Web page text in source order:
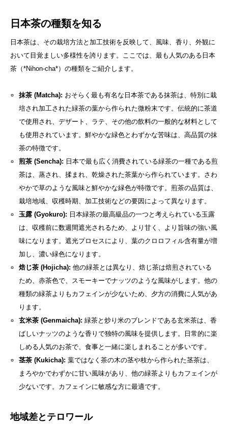
日本茶の種類を知る
日本茶は、その栽培方法と加工技術を反映して、風味、香り、外観に
おいて目覚ましい多様性を誇ります。ここでは、最も人気のある日本
茶（*Nihon-cha*）の種類をご紹介します。
抹茶 (Matcha): おそらく最も有名な日本茶である抹茶は、特別に栽
培され加工された緑茶の葉から作られた微粉末です。伝統的に茶道
で使用され、デザート、ラテ、その他の飲料の一般的な材料として
も使用されています。鮮やかな緑色とわずかな苦味は、高品質の抹
茶の特徴です。
煎茶 (Sencha): 日本で最も広く消費されている緑茶の一種である煎
茶は、蒸され、揉まれ、乾燥された茶葉から作られています。さわ
やかで草のような風味と鮮やかな緑色が特徴です。煎茶の品質は、
栽培地域、収穫時期、加工技術などの要因によって異なります。
玉露 (Gyokuro): 日本緑茶の最高級品の一つと考えられている玉露
は、収穫前に数週間遮光されるため、より甘く、より旨味の強い風
味になります。遮光プロセスにより、葉のクロロフィル含有量が増
加し、濃い緑色になります。
焙じ茶 (Hojicha): 他の緑茶とは異なり、焙じ茶は焙煎されている
ため、赤茶色で、スモーキーでナッツのような風味がします。他の
種類の緑茶よりもカフェインが少ないため、夕方の消費に人気があ
ります。
玄米茶 (Genmaicha): 緑茶と炒り米のブレンドである玄米茶は、香
ばしいナッツのような香りで独特の風味を提供します。日常的に楽
しめる人気のお茶で、食事と一緒に楽しまれることが多いです。
茎茶 (Kukicha): 葉ではなく茶の木の茎や枝から作られた茎茶は、
まろやかでわずかに甘い風味があり、他の緑茶よりもカフェインが
少ないです。カフェインに敏感な方に最適です。
地域差とテロワール